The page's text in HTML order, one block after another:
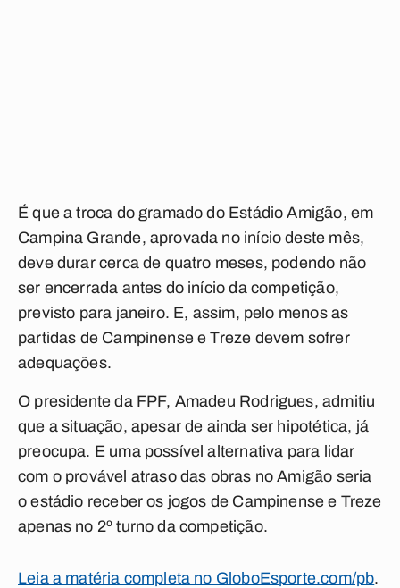
É que a troca do gramado do Estádio Amigão, em
Campina Grande, aprovada no início deste mês,
deve durar cerca de quatro meses, podendo não
ser encerrada antes do início da competição,
previsto para janeiro. E, assim, pelo menos as
partidas de Campinense e Treze devem sofrer
adequações.
O presidente da FPF, Amadeu Rodrigues, admitiu
que a situação, apesar de ainda ser hipotética, já
preocupa. E uma possível alternativa para lidar
com o provável atraso das obras no Amigão seria
o estádio receber os jogos de Campinense e Treze
apenas no 2º turno da competição.
Leia a matéria completa no GloboEsporte.com/pb.